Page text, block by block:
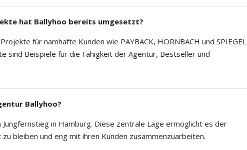
hat Ballyhoo bereits umgesetzt?
für namhafte Kunden wie PAYBACK, HORNBACH und SPIEGEL
sind Beispiele für die Fähigkeit der Agentur, Bestseller und
Ballyhoo?
Jungfernstieg in Hamburg. Diese zentrale Lage ermöglicht es der
bleiben und eng mit ihren Kunden zusammenzuarbeiten.